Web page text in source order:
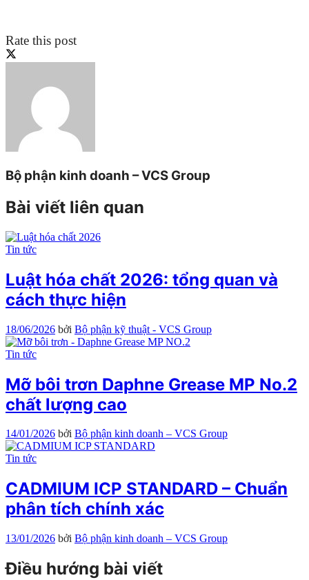
Rate this post
Bộ phận kinh doanh – VCS Group
Bài viết liên quan
Tin tức
Luật hóa chất 2026: tổng quan và
cách thực hiện
18/06/2026 bởi Bộ phận kỹ thuật - VCS Group
Tin tức
Mỡ bôi trơn Daphne Grease MP No.2
chất lượng cao
14/01/2026 bởi Bộ phận kinh doanh – VCS Group
Tin tức
CADMIUM ICP STANDARD – Chuẩn
phân tích chính xác
13/01/2026 bởi Bộ phận kinh doanh – VCS Group
Điều hướng bài viết